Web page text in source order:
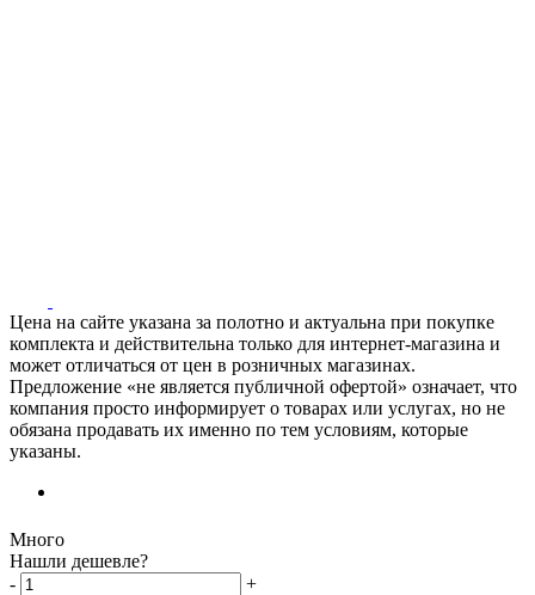
Цена на сайте указана за полотно и актуальна при покупке
комплекта и действительна только для интернет-магазина и
может отличаться от цен в розничных магазинах.
Предложение «не является публичной офертой» означает, что
компания просто информирует о товарах или услугах, но не
обязана продавать их именно по тем условиям, которые
указаны.
Много
Нашли дешевле?
-
+